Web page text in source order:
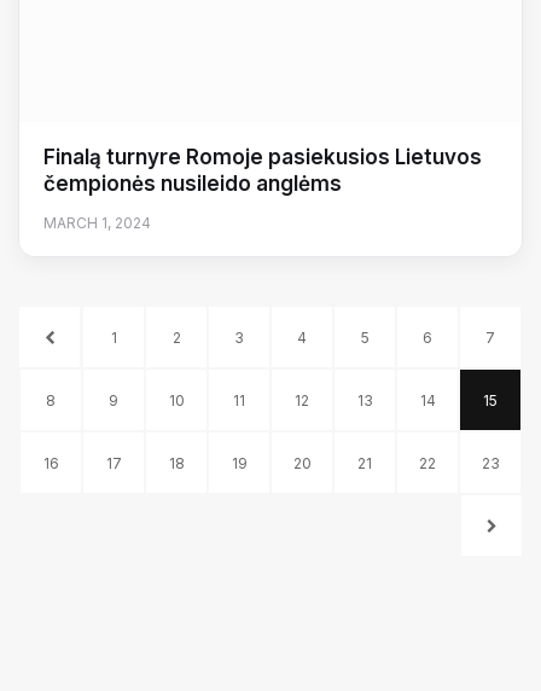
Finalą turnyre Romoje pasiekusios Lietuvos
čempionės nusileido anglėms
MARCH 1, 2024
1 2 3 4 5 6 7
8 9 10 11 12 13 14 15
16 17 18 19 20 21 22 23